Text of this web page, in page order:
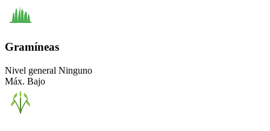
Gramíneas
Nivel general Ninguno
Máx. Bajo